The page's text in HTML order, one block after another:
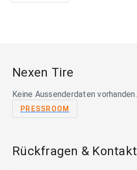
Nexen Tire
Keine Aussenderdaten vorhanden.
PRESSROOM
Rückfragen & Kontakt